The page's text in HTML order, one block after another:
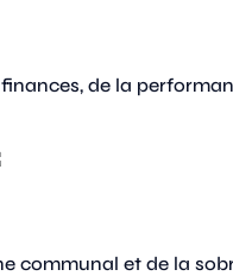
de la
communal et de la